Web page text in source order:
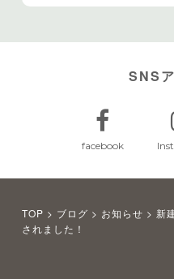
SNS
facebook
TOP > ブログ > お知らせ > 新
されました！